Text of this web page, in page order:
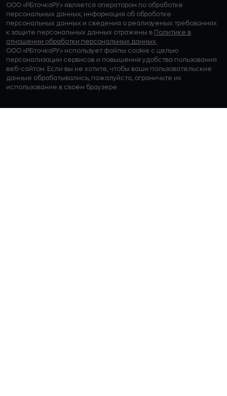
ООО «РБточкаРУ» является оператором по обработке
персональных данных, информация об обработке
персональных данных и сведения о реализуемых требованиях
к защите персональных данных отражены в Политике в
отношении обработки персональных данных.
ООО «РБточкаРУ» использует файлы cookie с целью
персонализации сервисов и повышения удобства пользования
веб-сайтом. Если вы не хотите, чтобы ваши пользовательские
данные обрабатывались, пожалуйста, ограничьте их
использование в своём браузере.